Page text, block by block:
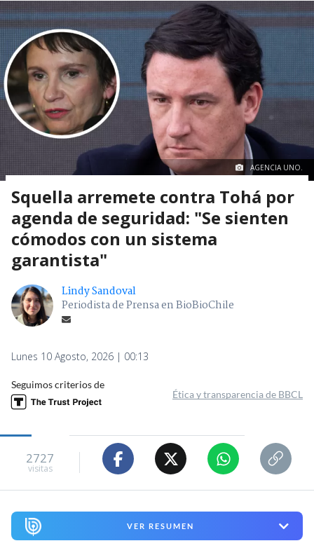
AGENCIA UNO.
Squella arremete contra Tohá por
agenda de seguridad: "Se sienten
cómodos con un sistema
garantista"
Lindy Sandoval
Periodista de Prensa en BioBioChile
Lunes 10 Agosto, 2026 | 00:13
Seguimos criterios de
Ética y transparencia de BBCL
2727
visitas
VER RESUMEN